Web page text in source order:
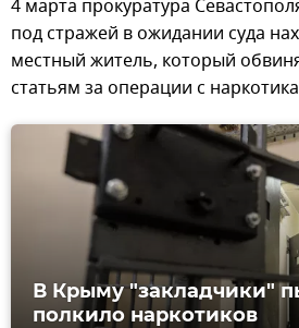
4 марта прокуратура
под стражей в ожидании суда
местный житель, который
статьям за операции с
В Крыму "закладчики"
полкило наркотиков